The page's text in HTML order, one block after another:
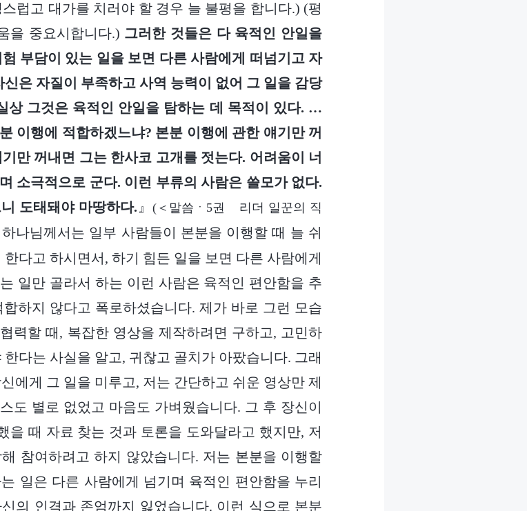
럽고 대가를 치러야 할 경우 늘 불평을 합니다.) (평
을 중요시합니다.) 그러한 것들은 다 육적인 안일을
부담이 있는 일을 보면 다른 사람에게 떠넘기고 자
은 자질이 부족하고 사역 능력이 없어 그 일을 감당
상 그것은 육적인 안일을 탐하는 데 목적이 있다. …
이행에 적합하겠느냐? 본분 이행에 관한 얘기만 꺼
만 꺼내면 그는 한사코 고개를 젓는다. 어려움이 너
소극적으로 군다. 이런 부류의 사람은 쓸모가 없다.
도태돼야 마땅하다. 』(＜말씀ㆍ5권 리더 일꾼의 직
나님께서는 일부 사람들이 본분을 이행할 때 늘 쉬
다고 하시면서, 하기 힘든 일을 보면 다른 사람에게
일만 골라서 하는 이런 사람은 육적인 편안함을 추
하지 않다고 폭로하셨습니다. 제가 바로 그런 모습
력할 때, 복잡한 영상을 제작하려면 구하고, 고민하
다는 사실을 알고, 귀찮고 골치가 아팠습니다. 그래
에게 그 일을 미루고, 저는 간단하고 쉬운 영상만 제
도 별로 없었고 마음도 가벼웠습니다. 그 후 장신이
을 때 자료 찾는 것과 토론을 도와달라고 했지만, 저
참여하려고 하지 않았습니다. 저는 본분을 이행할
일은 다른 사람에게 넘기며 육적인 편안함을 누리
의 인격과 존엄까지 잃었습니다. 이런 식으로 본분